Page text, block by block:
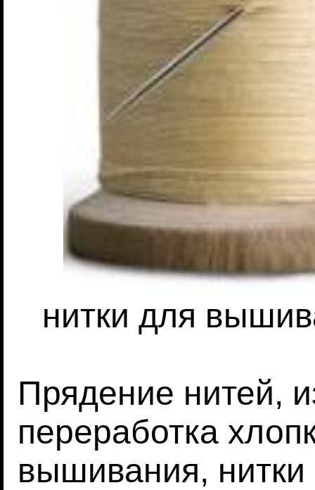
нитки для
Прядение нитей,
переработка
вышивания,